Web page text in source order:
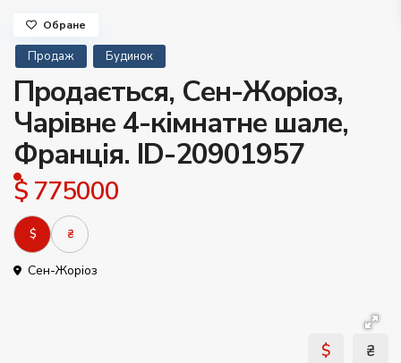
Продаж Будинок
Продається, Сен-Жоріоз,
Чарівне 4-кімнатне шале,
Франція. ID-20901957
$ 775000
$ ₴
Сен-Жоріоз
Обране
$ ₴